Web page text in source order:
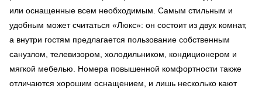
или оснащенные всем необходимым. Самым стильным и
удобным может считаться «Люкс»: он состоит из двух комнат,
а внутри гостям предлагается пользование собственным
санузлом, телевизором, холодильником, кондиционером и
мягкой мебелью. Номера повышенной комфортности также
отличаются хорошим оснащением, и лишь несколько кают